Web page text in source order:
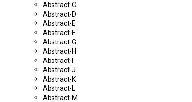
Abstract-C
Abstract-D
Abstract-E
Abstract-F
Abstract-G
Abstract-H
Abstract-I
Abstract-J
Abstract-K
Abstract-L
Abstract-M